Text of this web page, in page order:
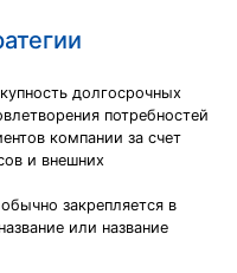
долгосрочных
потребностей
компании за счет
и внешних
закрепляется в
или название